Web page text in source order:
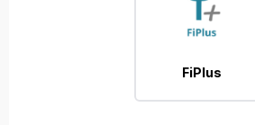
FiPlus